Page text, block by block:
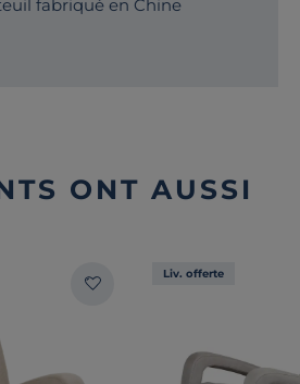
fabriqué en Chine
ONT AUSSI
Liv. offerte